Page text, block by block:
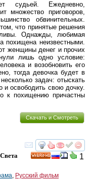
судьей. Ежедневно,
множество приговоров,
обвинительных.
что принятые решения
Однажды, любимая
похищена неизвестными.
женщины денег и прочих
лишь одно условие:
и возобновить его
тогда девочка будет в
задач: отыскать
и освободить свою дочку.
к похищению причастны
Скачать и Смотреть
смотреть
1
, Русский фильм